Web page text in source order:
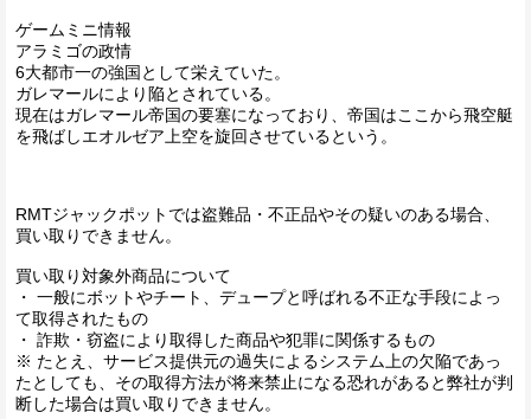
ゲームミニ情報
アラミゴの政情
6大都市一の強国として栄えていた。
ガレマールにより陥とされている。
現在はガレマール帝国の要塞になっており、帝国はここから飛空艇
を飛ばしエオルゼア上空を旋回させているという。
RMTジャックポットでは盗難品・不正品やその疑いのある場合、
買い取りできません。
買い取り対象外商品について
・ 一般にボットやチート、デュープと呼ばれる不正な手段によっ
て取得されたもの
・ 詐欺・窃盗により取得した商品や犯罪に関係するもの
※ たとえ、サービス提供元の過失によるシステム上の欠陥であっ
たとしても、その取得方法が将来禁止になる恐れがあると弊社が判
断した場合は買い取りできません。